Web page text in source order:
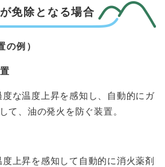
免除となる場合
の例）
な温度上昇を感知し、自動的にガ
て、油の発火を防ぐ装置。
上昇を感知して自動的に消火薬剤